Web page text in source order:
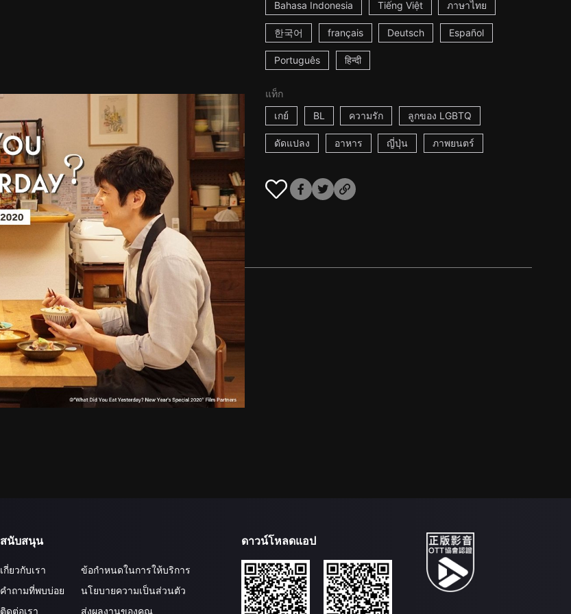
Bahasa Indonesia Tiếng Việt ภาษาไทย
한국어 français Deutsch Español
Português हिन्दी
แท็ก
เกย์
BL ความรัก ลูกของ LGBTQ
ดัดแปลง อาหาร ญี่ปุ่น ภาพยนตร์
สนับสนุน
เกี่ยวกับเรา
คำถามที่พบบ่อย
ติดต่อเรา
ข้อกำหนดในการให้บริการ
นโยบายความเป็นส่วนตัว
ส่งผลงานของคุณ
ดาวน์โหลดแอป